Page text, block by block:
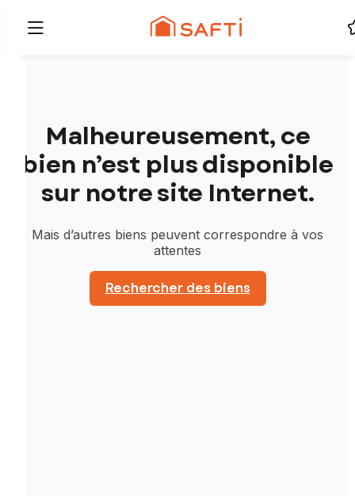
Malheureusement, ce
bien n’est plus disponible
sur notre site Internet.
Mais d’autres biens peuvent correspondre à vos
attentes
Rechercher des biens